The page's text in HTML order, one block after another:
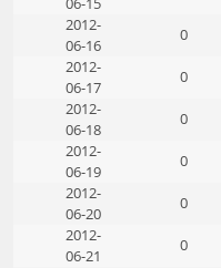
2012-
06-16
0
2012-
06-17
0
2012-
06-18
0
2012-
06-19
0
2012-
06-20
0
2012-
06-21
0